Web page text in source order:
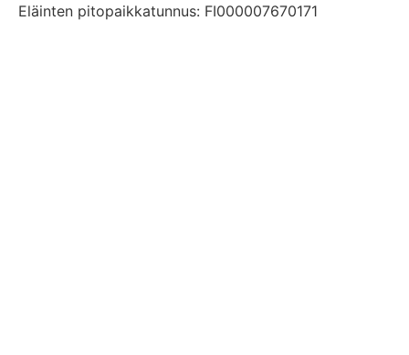
Eläinten pitopaikkatunnus: FI000007670171